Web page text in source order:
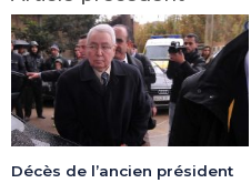
Décès de l’ancien président